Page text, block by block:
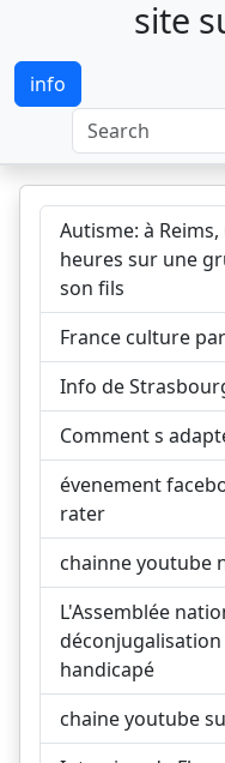
site
info
Autisme: à
heures sur une
son fils
France culture
Info de
Comment s
évenement
rater
chainne youtube
L'Assemblée
handicapé
chaine youtube